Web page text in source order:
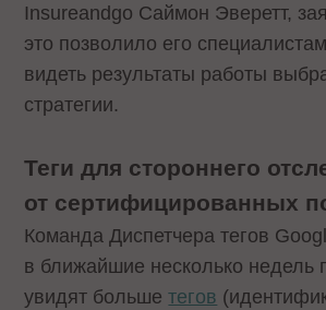
Insureandgo Саймон Эверетт,
это позволило его
видеть результаты работы
стратегии.
Теги для стороннего
от сертифицированных
Команда Диспетчера тегов
в ближайшие несколько недель
увидят большетегов